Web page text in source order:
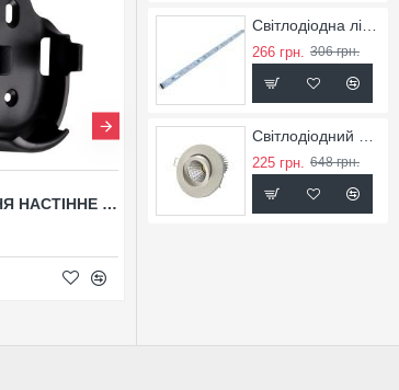
КРІПЛЕННЯ НАСТІННЕ ДЛЯ ПУЛЬТІВ ЧОРНЕ C-TOUCH(В)
ДИСТАНЦІЙНИЙ ПУЛЬТ TOUCH RGBW 4(PB)
Світлодіодна лінійка LRB-9
266 грн. 306 грн.
225 грн. 648 грн.